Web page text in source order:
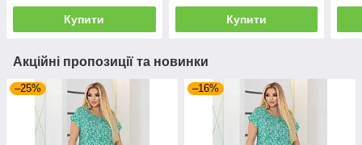
Купити Купити
Акційні пропозиції та новинки
–25% –16%